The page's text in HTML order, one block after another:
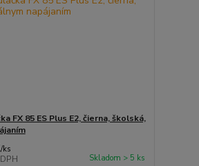
FX 85 ES Plus E2, čierna, školská,
/ks
Skladom > 5 ks